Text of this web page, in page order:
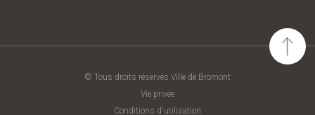
© Tous droits réservés Ville de Bromont
Vie privée
Conditions d'utilisation